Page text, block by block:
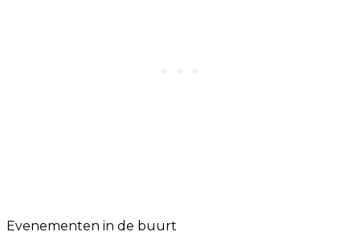
Evenementen in de buurt